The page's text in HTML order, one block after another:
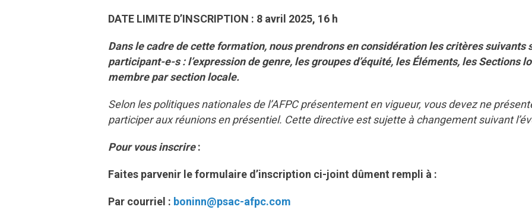
DATE LIMITE D’INSCRIPTION : 8 avril 2025, 16 h
Dans le cadre de cette formation, nous prendrons en considération les critères suivants
participant-e-s : l’expression de genre, les groupes d’équité, les Éléments, les Sections
membre par section locale.
Selon les politiques nationales de l’AFPC présentement en vigueur, vous devez ne
participer aux réunions en présentiel. Cette directive est sujette à changement suivant
Pour vous inscrire:
Faites parvenir le formulaire d’inscription ci-joint dûment rempli à :
Par courriel : boninn@psac-afpc.com